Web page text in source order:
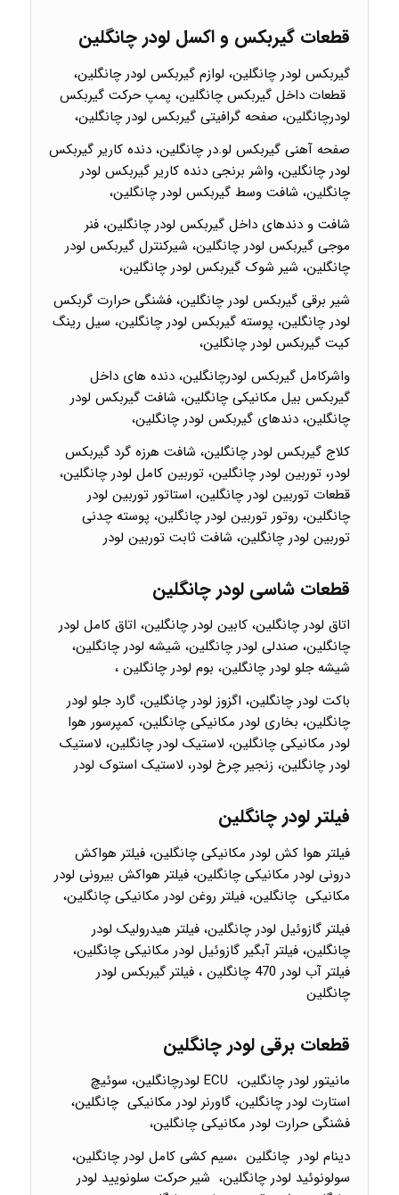
قطعات گیربکس و اکسل لودر چانگلین
گیربکس لودر چانگلین، لوازم گیربکس لودر چانگلین،
قطعات داخل گیربکس چانگلین، پمپ حرکت گیربکس
لودرچانگلین، صفحه گرافیتی گیربکس لودر چانگلین،
صفحه آهنی گیربکس لو.در چانگلین، دنده کاریر گیربکس
لودر چانگلین، واشر برنجی دنده کاریر گیربکس لودر
چانگلین، شافت وسط گیربکس لودر چانگلین،
شافت و دندهای داخل گیربکس لودر چانگلین، فنر
موجی گیربکس لودر چانگلین، شیرکنترل گیربکس لودر
چانگلین، شیر شوک گیربکس لودر چانگلین،
شیر برقی گیربکس لودر چانگلین، فشنگی حرارت گربکس
لودر چانگلین، پوسته گیربکس لودر چانگلین، سیل رینگ
کیت گیربکس لودر چانگلین،
واشرکامل گیربکس لودرچانگلین، دنده های داخل
گیربکس بیل مکانیکی چانگلین، شافت گیربکس لودر
چانگلین، دندهای گیربکس لودر چانگلین،
کلاج گیربکس لودر چانگلین، شافت هرزه گرد گیربکس
لودر، توربین لودر چانگلین، توربین کامل لودر چانگلین،
قطعات توربین لودر چانگلین، استاتور توربین لودر
چانگلین، روتور توربین لودر چانگلین، پوسته چدنی
توربین لودر چانگلین، شافت ثابت توربین لودر
قطعات شاسی لودر چانگلین
اتاق لودر چانگلین، کابین لودر چانگلین، اتاق کامل لودر
چانگلین، صندلی لودر چانگلین، شیشه لودر چانگلین،
شیشه جلو لودر چانگلین، بوم لودر چانگلین ،
باکت لودر چانگلین، اگزوز لودر چانگلین، گارد جلو لودر
چانگلین، بخاری لودر مکانیکی چانگلین، کمپرسور هوا
لودر مکانیکی چانگلین، لاستیک لودر چانگلین، لاستیک
لودر چانگلین، زنجیر چرخ لودر، لاستیک استوک لودر
فیلتر لودر چانگلین
فیلتر هوا کش لودر مکانیکی چانگلین، فیلتر هواکش
درونی لودر مکانیکی چانگلین، فیلتر هواکش بیرونی لودر
مکانیکی چانگلین، فیلتر روغن لودر مکانیکی چانگلین،
فیلتر گازوئیل لودر چانگلین، فیلتر هیدرولیک لودر
چانگلین، فیلتر آبگیر گازوئیل لودر مکانیکی چانگلین،
فیلتر آب لودر 470 چانگلین ، فیلتر گیربکس لودر
چانگلین
قطعات برقی لودر چانگلین
مانیتور لودر چانگلین، ECU لودرچانگلین، سوئیچ
استارت لودر چانگلین، گاورنر لودر مکانیکی چانگلین،
فشنگی حرارت لودر مکانیکی چانگلین،
دینام لودر چانگلین ،سیم کشی کامل لودر چانگلین،
سولونوئید لودر چانگلین، شیر حرکت سلونویید لودر